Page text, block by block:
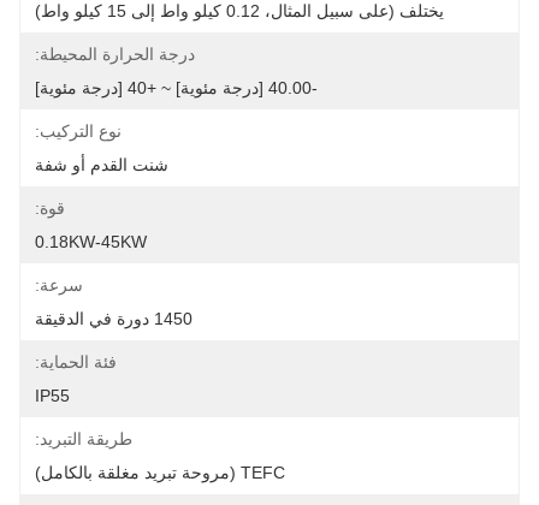
يختلف (على سبيل المثال، 0.12 كيلو واط إلى 15 كيلو واط)
درجة الحرارة المحيطة:
-40.00 [درجة مئوية] ~ +40 [درجة مئوية]
نوع التركيب:
شنت القدم أو شفة
قوة:
0.18KW-45KW
سرعة:
1450 دورة في الدقيقة
فئة الحماية:
IP55
طريقة التبريد:
TEFC (مروحة تبريد مغلقة بالكامل)